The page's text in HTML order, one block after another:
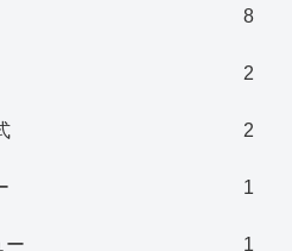
8
2
2
1
ー 1